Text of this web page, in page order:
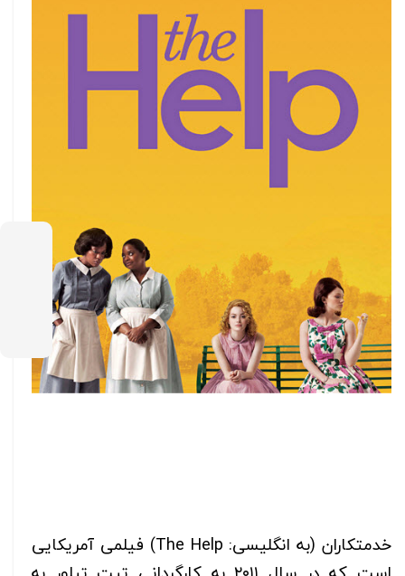
خدمتکاران (به انگلیسی: The Help) فیلمی آمریکایی